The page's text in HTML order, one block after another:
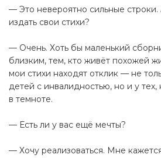
— Это невероятно сильные строки.
издать свои стихи?
— Очень. Хоть бы маленький
близким, тем, кто живёт похожей
мои стихи находят отклик — не
детей с инвалидностью, но и у тех,
в темноте.
— Есть ли у вас ещё мечты?
— Хочу реализоваться. Мне